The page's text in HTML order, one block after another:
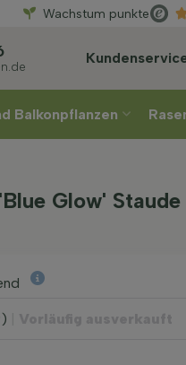
Wachstum punkte
Balkonpflanzen
Glow' Staude